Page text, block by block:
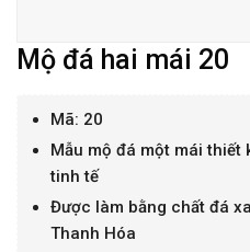
Mộ đá hai mái 20
Mã: 20
Mẫu mộ đá một mái thiết
tinh tế
Được làm bằng chất đá
Thanh Hóa